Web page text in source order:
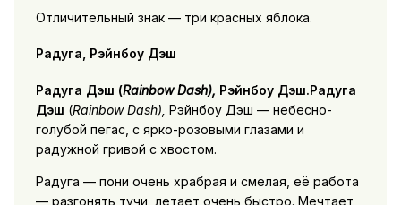
Отличительный знак — три красных яблока.
Радуга, Рэйнбоу Дэш
Радуга Дэш (Rainbow Dash), Рэйнбоу Дэш.Радуга
Дэш (Rainbow Dash), Рэйнбоу Дэш — небесно-
голубой пегас, с ярко-розовыми глазами и
радужной гривой с хвостом.
Радуга — пони очень храбрая и смелая, её работа
— разгонять тучи, летает очень быстро. Мечтает